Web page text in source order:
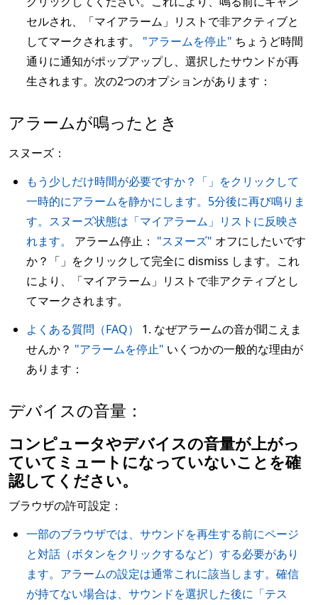
セルされ、「マイアラーム」リストで非アクティブと
してマークされます。 "アラームを停止" ちょうど時間
通りに通知がポップアップし、選択したサウンドが再
生されます。次の2つのオプションがあります：
アラームが鳴ったとき
スヌーズ：
もう少しだけ時間が必要ですか？「」をクリックして
一時的にアラームを静かにします。5分後に再び鳴りま
す。スヌーズ状態は「マイアラーム」リストに反映さ
れます。
アラーム停止： "スヌーズ" オフにしたいです
か？「」をクリックして完全に dismiss します。これ
により、「マイアラーム」リストで非アクティブとし
てマークされます。
よくある質問（FAQ）
1. なぜアラームの音が聞こえま
せんか？ "アラームを停止" いくつかの一般的な理由が
あります：
デバイスの音量：
コンピュータやデバイスの音量が上がっ
ていてミュートになっていないことを確
認してください。
ブラウザの許可設定：
一部のブラウザでは、サウンドを再生する前にページ
と対話（ボタンをクリックするなど）する必要があり
ます。アラームの設定は通常これに該当します。確信
が持てない場合は、サウンドを選択した後に「テス